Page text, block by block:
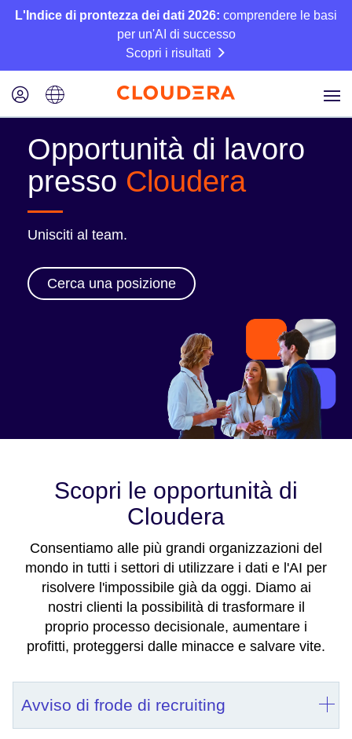
L'Indice di prontezza dei dati 2026: comprendere le basi
per un'AI di successo
Scopri i risultati
Opportunità di lavoro
presso Cloudera
Unisciti al team.
Cerca una posizione
Scopri le opportunità di
Cloudera
Consentiamo alle più grandi organizzazioni del
mondo in tutti i settori di utilizzare i dati e l'AI per
risolvere l'impossibile già da oggi. Diamo ai
nostri clienti la possibilità di trasformare il
proprio processo decisionale, aumentare i
profitti, proteggersi dalle minacce e salvare vite.
Avviso di frode di recruiting